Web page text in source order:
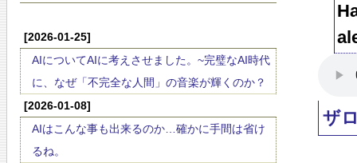
[2026-01-25]
AIについてAIに考えさせました。~完璧なAI時代
に、なぜ「不完全な人間」の音楽が輝くのか？
[2026-01-08]
AIはこんな事も出来るのか…確かに手間は省け
るね。
ザ